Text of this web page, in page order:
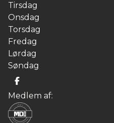
Tirsdag
Onsdag
Torsdag
Fredag
Lørdag
Søndag
Medlem af: